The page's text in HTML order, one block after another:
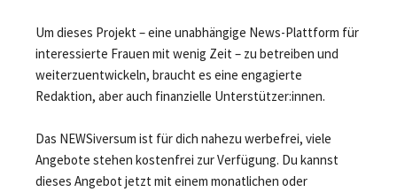
Um dieses Projekt – eine unabhängige News-Plattform für
interessierte Frauen mit wenig Zeit – zu betreiben und
weiterzuentwickeln, braucht es eine engagierte
Redaktion, aber auch finanzielle Unterstützer:innen.
Das NEWSiversum ist für dich nahezu werbefrei, viele
Angebote stehen kostenfrei zur Verfügung. Du kannst
dieses Angebot jetzt mit einem monatlichen oder